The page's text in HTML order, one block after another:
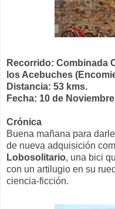
Recorrido: Combinada
los Acebuches
Distancia: 53 kms.
Fecha: 10 de
Crónica
Buena mañana para
de nueva adquisición
Lobosolitario, una bici
con un artilugio en su
ciencia-ficción.